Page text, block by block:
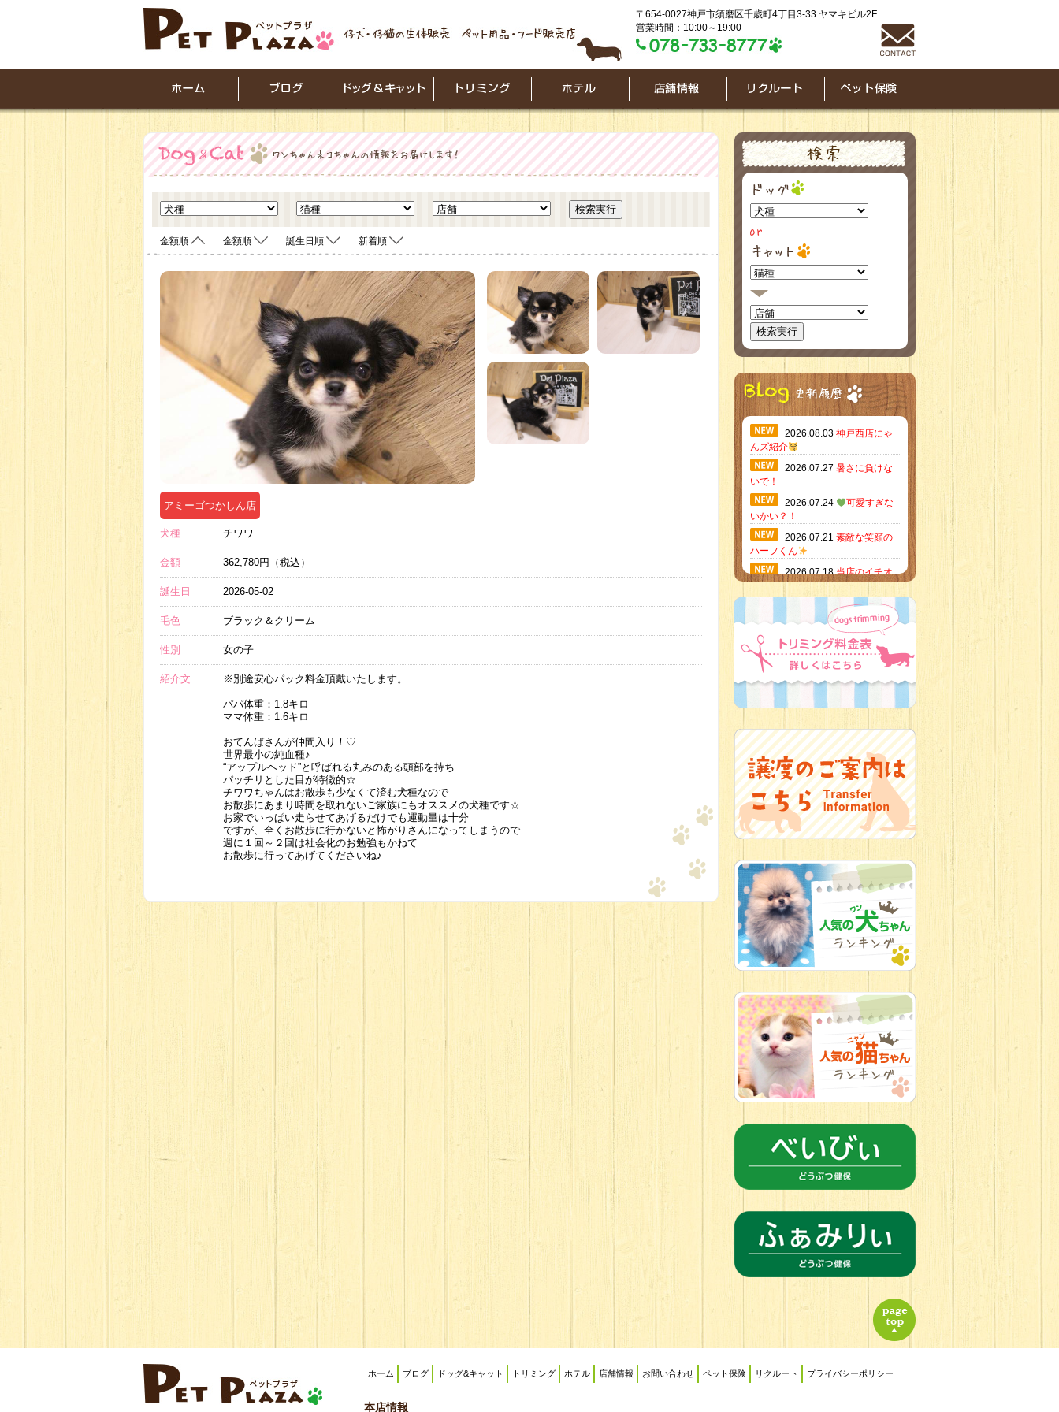
〒654-0027神戸市須磨区千歳町4丁目3-33 ヤマキビル2F
営業時間：10:00～19:00
金額順 金額順 誕生日順 新着順
<
アミーゴつかしん店
犬種 チワワ
金額 362,780円（税込）
誕生日 2026-05-02
毛色 ブラック＆クリーム
性別 女の子
紹介文 ※別途安心パック料金頂戴いたします。
パパ体重：1.8キロ
ママ体重：1.6キロ
おてんばさんが仲間入り！♡
世界最小の純血種♪
“アップルヘッド”と呼ばれる丸みのある頭部を持ち
パッチリとした目が特徴的☆
チワワちゃんはお散歩も少なくて済む犬種なので
お散歩にあまり時間を取れないご家族にもオススメの犬種です☆
お家でいっぱい走らせてあげるだけでも運動量は十分
ですが、全くお散歩に行かないと怖がりさんになってしまうので
週に１回～２回は社会化のお勉強もかねて
お散歩に行ってあげてくださいね♪
2026.08.03 神戸西店にゃ
んズ紹介
2026.07.27 暑さに負けな
いで！
2026.07.24
可愛すぎな
いかい？！
2026.07.21 素敵な笑顔の
ハーフくん
2026.07.18当店のイチオ
ミニチュア
ピンシャーのご紹介
2026.07.12♡ rare color
baby’s ♡
2026.07.06 新入生紹介
2026.07.03ちびっこワン
コ
2026.07.01ダラダラな猫
スタッフ
2026.06.27新入生
2026.06.24人懐っこすぎ
2026.06.21
転入生のご紹
介(*ﾉωﾉ)
2026.06.18
チョコカラー
にキュン
チワワの女の子
ホーム ブログ ドッグ&キャット トリミング ホテル 店舗情報 お問い合わせ ペット保険 リクルート プライバシーポリシー
本店情報